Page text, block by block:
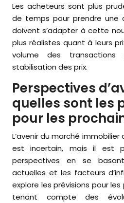
Les acheteurs sont plus
de temps pour prendre une
doivent s’adapter à cette
plus réalistes quant à leurs
volume des
stabilisation des prix.
Perspectives
quelles sont les
pour les
L’avenir du marché
est incertain, mais il est
perspectives en se
actuelles et les facteurs
explore les prévisions pour
tenant compte des